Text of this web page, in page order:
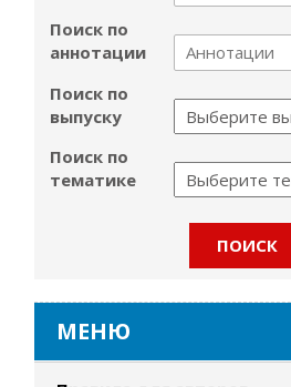
Поиск по
аннотации
Поиск по
выпуску
Поиск по
тематике
МЕНЮ